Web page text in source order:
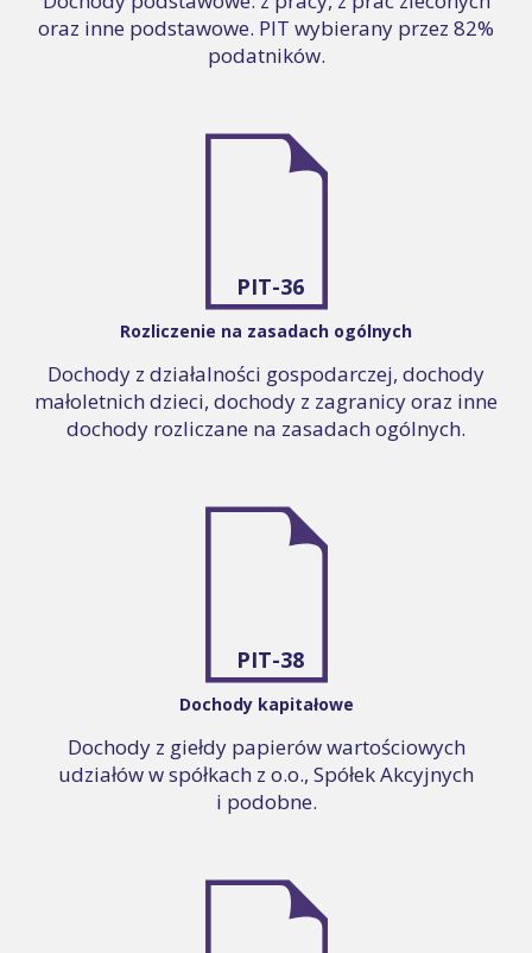
oraz inne podstawowe. PIT wybierany przez 82%
podatników.
PIT-36
Rozliczenie na zasadach ogólnych
Dochody z działalności gospodarczej, dochody
małoletnich dzieci, dochody z zagranicy oraz inne
dochody rozliczane na zasadach ogólnych.
PIT-38
Dochody kapitałowe
Dochody z giełdy papierów wartościowych
udziałów w spółkach z o.o., Spółek Akcyjnych
i podobne.